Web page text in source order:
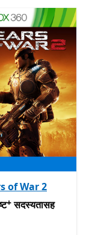
of War 2
सदस्यतासह मूल्य
+ सदस्यतासह